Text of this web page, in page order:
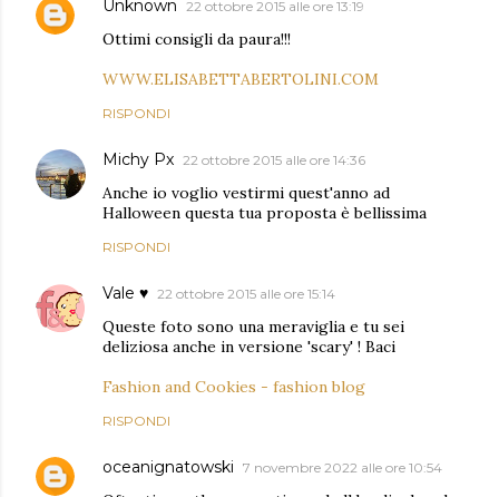
Unknown 22 ottobre 2015 alle ore 13:19
Ottimi consigli da paura!!!
WWW.ELISABETTABERTOLINI.COM
RISPONDI
Michy Px 22 ottobre 2015 alle ore 14:36
Anche io voglio vestirmi quest'anno ad
Halloween questa tua proposta è bellissima
RISPONDI
Vale ♥ 22 ottobre 2015 alle ore 15:14
Queste foto sono una meraviglia e tu sei
deliziosa anche in versione 'scary' ! Baci
Fashion and Cookies - fashion blog
RISPONDI
oceanignatowski 7 novembre 2022 alle ore 10:54